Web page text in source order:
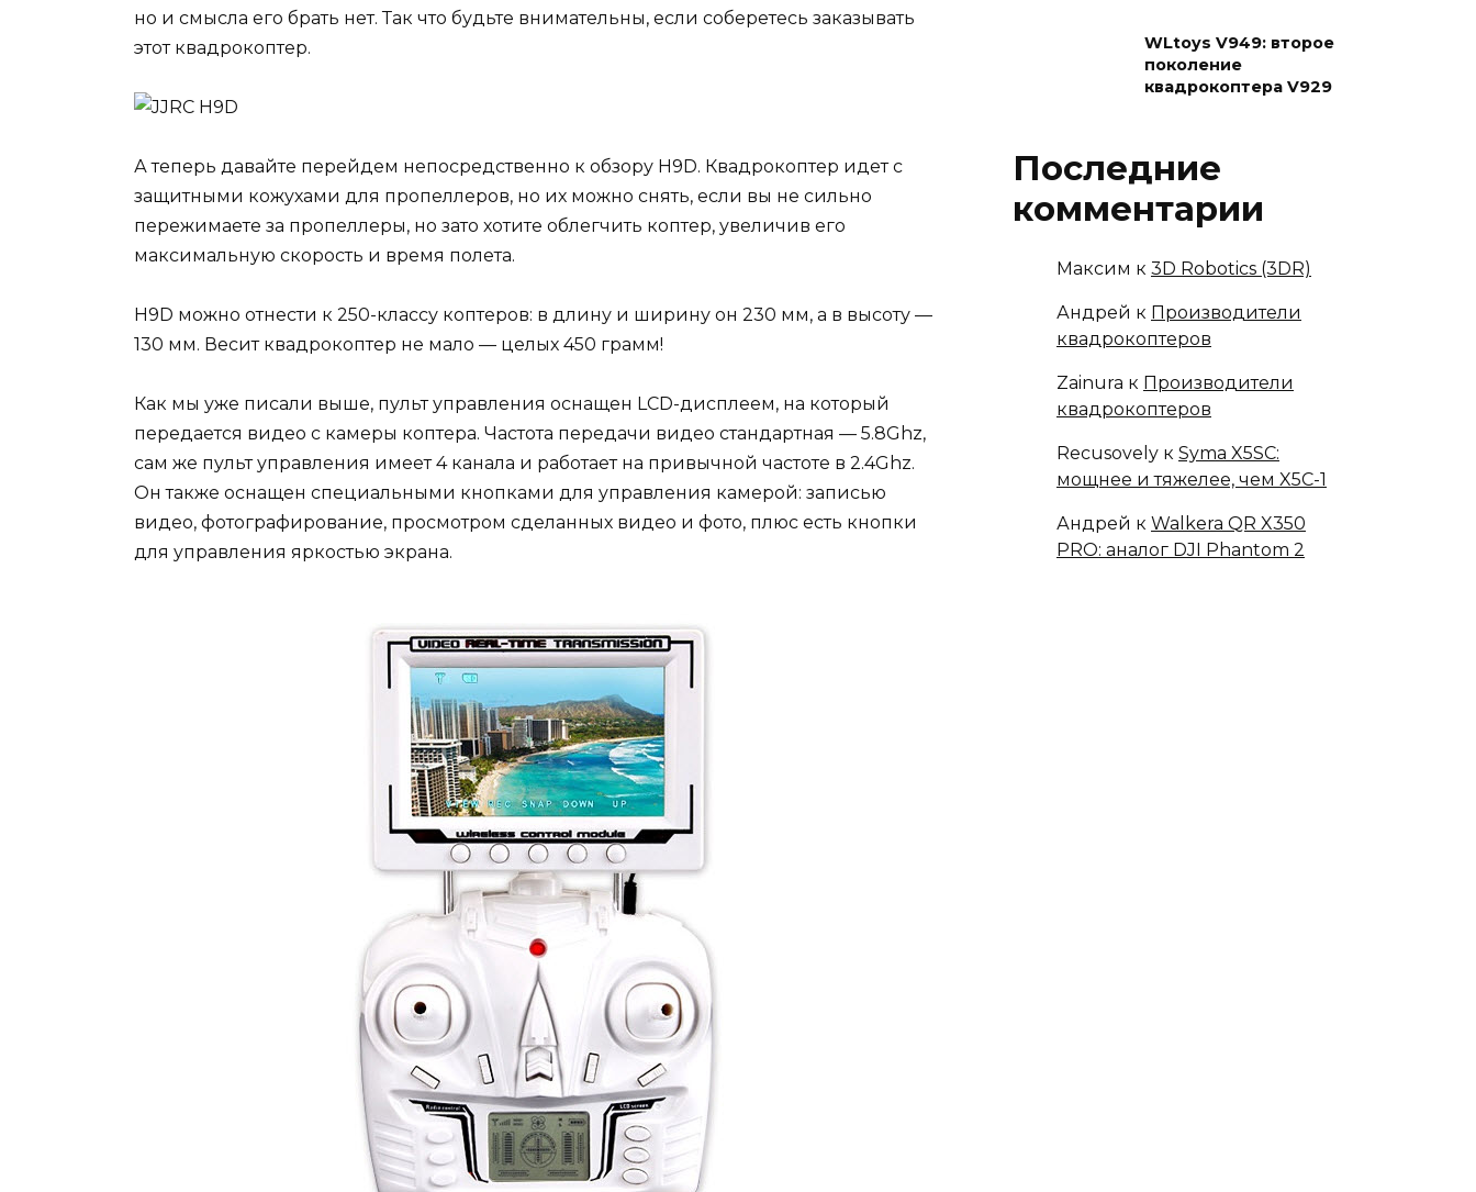
но и смысла его брать нет. Так что будьте внимательны, если соберетесь заказывать
этот квадрокоптер.
А теперь давайте перейдем непосредственно к обзору H9D. Квадрокоптер идет с
защитными кожухами для пропеллеров, но их можно снять, если вы не сильно
пережимаете за пропеллеры, но зато хотите облегчить коптер, увеличив его
максимальную скорость и время полета.
H9D можно отнести к 250-классу коптеров: в длину и ширину он 230 мм, а в высоту —
130 мм. Весит квадрокоптер не мало — целых 450 грамм!
Как мы уже писали выше, пульт управления оснащен LCD-дисплеем, на который
передается видео с камеры коптера. Частота передачи видео стандартная — 5.8Ghz,
сам же пульт управления имеет 4 канала и работает на привычной частоте в 2.4Ghz.
Он также оснащен специальными кнопками для управления камерой: записью
видео, фотографирование, просмотром сделанных видео и фото, плюс есть кнопки
для управления яркостью экрана.
WLtoys V949: второе
поколение
квадрокоптера V929
Последние
комментарии
Максим к 3D Robotics (3DR)
Андрей к Производители
квадрокоптеров
Zainura к Производители
квадрокоптеров
Recusovely к Syma X5SC:
мощнее и тяжелее, чем X5C-1
Андрей к Walkera QR X350
PRO: аналог DJI Phantom 2